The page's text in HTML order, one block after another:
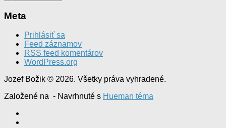
Meta
Prihlásiť sa
Feed záznamov
RSS feed komentárov
WordPress.org
Jozef Božik © 2026. Všetky práva vyhradené.
Založené na - Navrhnuté s Hueman téma